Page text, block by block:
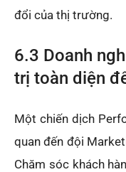
đổi của thị trường.
6.3 Doanh
trị toàn diện
Một chiến dịch
quan đến đội
Chăm sóc khách